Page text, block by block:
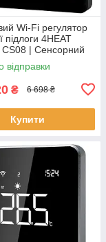
Wi-Fi регулятор
підлоги 4HEAT
CS08 | Сенсорний
4-дюйма
відправки
₴ 6 698 ₴
Купити